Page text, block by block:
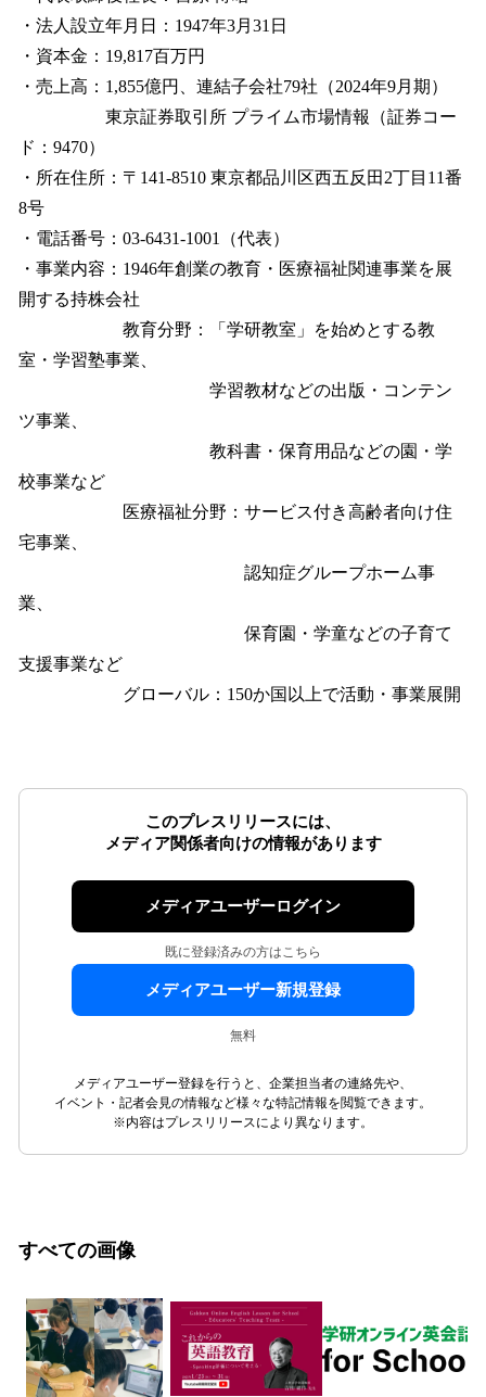
・法人設立年月日：1947年3月31日
・資本金：19,817百万円
・売上高：1,855億円、連結子会社79社（2024年9月期）
東京証券取引所 プライム市場情報（証券コー
ド：9470）
・所在住所：〒141-8510 東京都品川区西五反田2丁目11番
8号
・電話番号：03-6431-1001（代表）
・事業内容：1946年創業の教育・医療福祉関連事業を展
開する持株会社
教育分野：「学研教室」を始めとする教
室・学習塾事業、
学習教材などの出版・コンテン
ツ事業、
教科書・保育用品などの園・学
校事業など
医療福祉分野：サービス付き高齢者向け住
宅事業、
認知症グループホーム事
業、
保育園・学童などの子育て
支援事業など
グローバル：150か国以上で活動・事業展開
このプレスリリースには、
メディア関係者向けの情報があります
メディアユーザーログイン
既に登録済みの方はこちら
メディアユーザー新規登録
無料
メディアユーザー登録を行うと、企業担当者の連絡先や、
イベント・記者会見の情報など様々な特記情報を閲覧できます。
※内容はプレスリリースにより異なります。
すべての画像